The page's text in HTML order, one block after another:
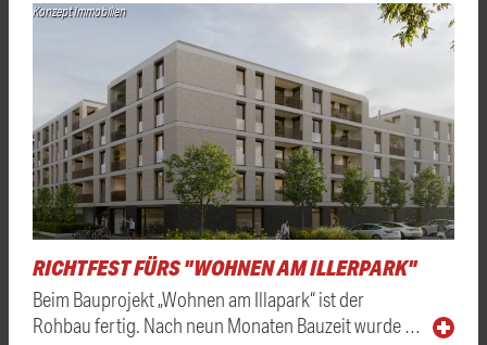
Konzept Immobilien
RICHTFEST FÜRS "WOHNEN AM ILLERPARK"
Beim Bauprojekt „Wohnen am Illapark“ ist der
Rohbau fertig. Nach neun Monaten Bauzeit wurde …